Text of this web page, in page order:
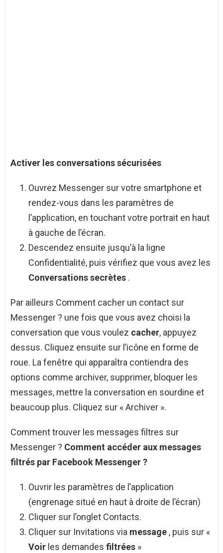
Activer les conversationssécurisées
Ouvrez Messenger sur votre smartphone et
rendez-vous dans les paramètres de
l’application, en touchant votre portrait en haut
à gauche de l’écran.
Descendez ensuite jusqu’à la ligne
Confidentialité, puis vérifiez que vous avez les
Conversations secrètes .
Par ailleurs Comment cacher un contact sur
Messenger ? une fois que vous avez choisi la
conversation que vous voulez cacher, appuyez
dessus. Cliquez ensuite sur l’icône en forme de
roue. La fenêtre qui apparaîtra contiendra des
options comme archiver, supprimer, bloquer les
messages, mettre la conversation en sourdine et
beaucoup plus. Cliquez sur « Archiver ».
Comment trouver les messages filtres sur
Messenger ? Comment accéder aux messages
filtrés par Facebook Messenger?
Ouvrir les paramètres de l’application
(engrenage situé en haut à droite de l’écran)
Cliquer sur l’onglet Contacts.
Cliquer sur Invitations via message , puis sur «
Voir les demandes filtrées »